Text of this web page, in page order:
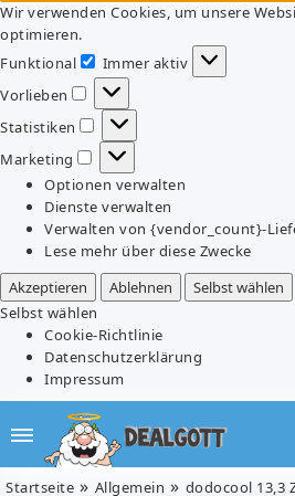
Wir verwenden Cookies, um unsere
optimieren.
Funktional
Funktional
Immer aktiv
Vorlieben
Vorlieben
Statistiken
Statistiken
Marketing
Marketing
Optionen verwalten
Dienste verwalten
Verwalten von {vendor_count}-
Lese mehr über diese Zwecke
Akzeptieren
Ablehnen Selbst wählen
Selbst wählen
Cookie-Richtlinie
Datenschutzerklärung
Impressum
Startseite Allgemein dodocool 13,3 Zoll Filz